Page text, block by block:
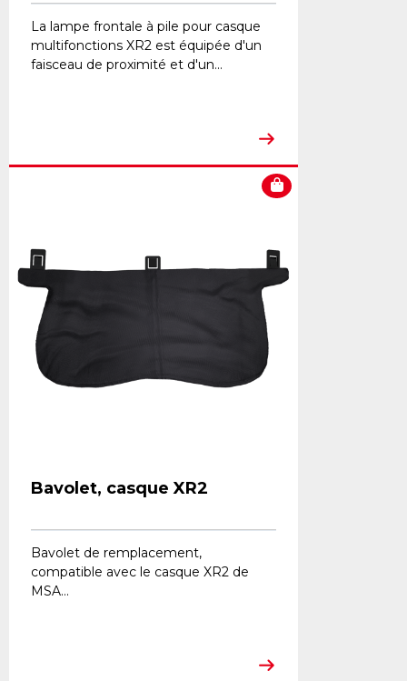
La lampe frontale à pile pour casque
multifonctions XR2 est équipée d'un
faisceau de proximité et d'un...
Bavolet, casque XR2
Bavolet de remplacement,
compatible avec le casque XR2 de
MSA...